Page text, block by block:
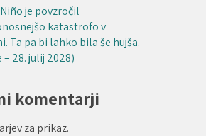
je povzročil
katastrofo v
Ta pa bi lahko bila še hujša.
– 28. julij 2028)
komentarji
za prikaz.